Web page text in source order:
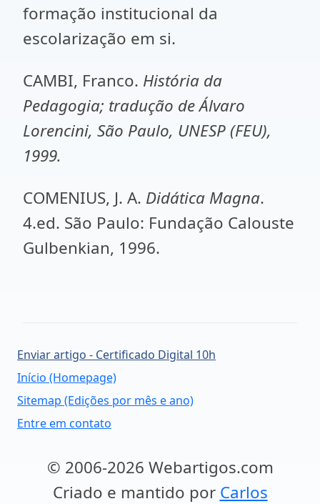
formação institucional da
escolarização em si.
CAMBI, Franco. História da
Pedagogia; tradução de Álvaro
Lorencini, São Paulo, UNESP (FEU),
1999.
COMENIUS, J. A. Didática Magna.
4.ed. São Paulo: Fundação Calouste
Gulbenkian, 1996.
Enviar artigo - Certificado Digital 10h
Início (Homepage)
Sitemap (Edições por mês e ano)
Entre em contato
© 2006-2026 Webartigos.com
Criado e mantido por Carlos